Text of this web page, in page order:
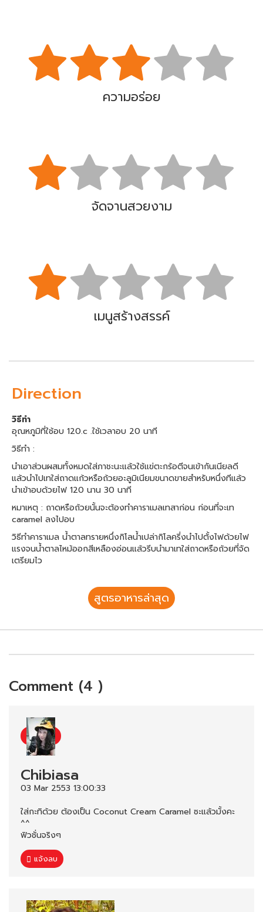
ความอร่อย
จัดจานสวยงาม
เมนูสร้างสรรค์
Direction
วิธีทำ
อุณหภูมิที่ใช้อบ 120.c .ใช้เวลาอบ 20 นาที
วิธีทำ :
นำเอาส่วนผสมทั้งหมดใส่ภาชะนะแล้วใช้แฃ่ตะกร้อตีจนเข้ากันเนียลดี
แล้วนำไปเทใส่ถาดแก้วหรือถ้วยอะลูมิเนียมขนาดขายสำหรับหนึ่งทีแล้ว
นำเข้าอบด้วยไฟ 120 นาน 30 นาที
หมาเหตุ : ถาดหรือถ้วยนั้นจะต้องทำคาราเมลเทสาก่อน ก่อนที่จะเท
caramel ลงไปอบ
วิธีทำคาราเมล น้ำตาลทรายหนึ่งกิโลน้ำเปล่ากิโลครี่งนำไปตั้งไฟด้วยไฟ
แรงจนน้ำตาลไหม้ออกสีเหลืองอ่อนแล้วรีบนำมาเทใส่ถาดหรือถ้วยที่จัด
เตรียมไว
สูตรอาหารล่าสุด
Comment (4 )
Chibiasa
03 Mar 2553 13:00:33
ใส่กะทิด้วย ต้องเป็น Coconut Cream Caramel ซะแล้วมั้งคะ
^^
ฟิวชั่นจริงๆ
แจ้งลบ